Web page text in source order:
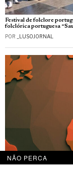
Festival de folclore
folclórica portuguesa
POR _LUSOJORNAL
NÃO PERCA